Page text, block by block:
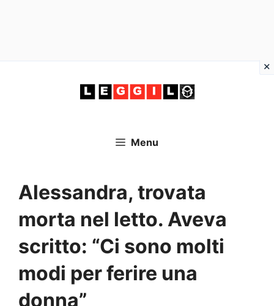
Menu
Alessandra, trovata
morta nel letto. Aveva
scritto: “Ci sono molti
modi per ferire una
donna”